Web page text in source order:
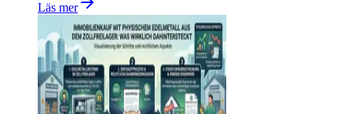
Läs mer